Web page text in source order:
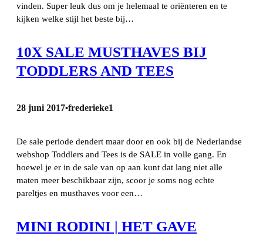
vinden. Super leuk dus om je helemaal te oriënteren en te
kijken welke stijl het beste bij…
10X SALE MUSTHAVES BIJ
TODDLERS AND TEES
28 juni 2017•frederieke1
De sale periode dendert maar door en ook bij de Nederlandse
webshop Toddlers and Tees is de SALE in volle gang. En
hoewel je er in de sale van op aan kunt dat lang niet alle
maten meer beschikbaar zijn, scoor je soms nog echte
pareltjes en musthaves voor een…
MINI RODINI | HET GAVE